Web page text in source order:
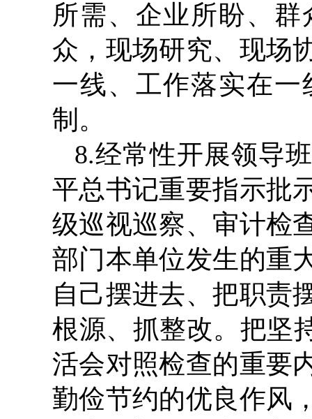
所需、企业所盼、
众，现场研究、现场
一线、工作落实在
制。
8.经常性开展领导
平总书记重要指示批
级巡视巡察、审计检
部门本单位发生的重
自己摆进去、把职责
根源、抓整改。把坚
活会对照检查的重要
勤俭节约的优良作风